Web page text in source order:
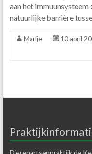
aan het
natuurlijke barrière
Marije 10 april